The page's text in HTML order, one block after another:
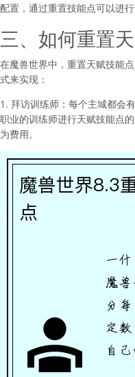
配置，通过重置技能点可以进
三、如何重置
在魔兽世界中，重置天赋技能
式来实现：
1. 拜访训练师：每个主城都会
职业的训练师进行天赋技能点
为费用。